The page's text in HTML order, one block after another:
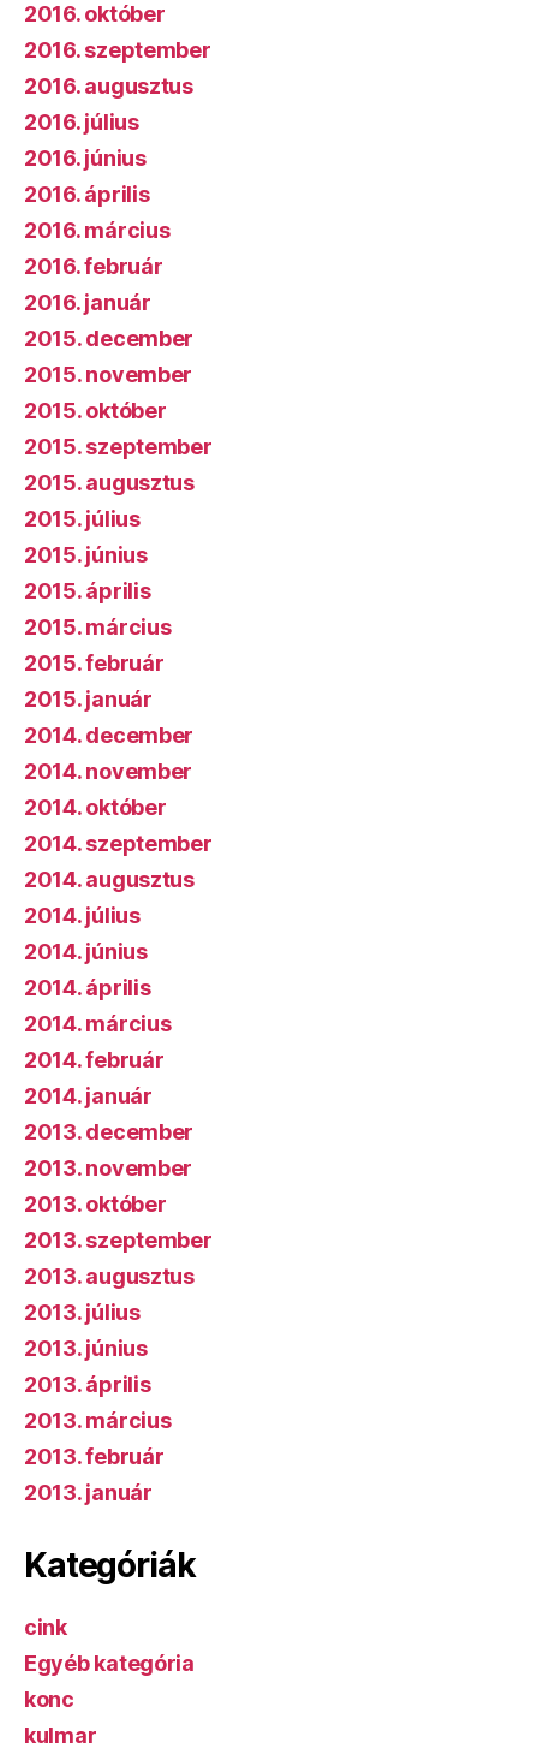
2016. október
2016. szeptember
2016. augusztus
2016. július
2016. június
2016. április
2016. március
2016. február
2016. január
2015. december
2015. november
2015. október
2015. szeptember
2015. augusztus
2015. július
2015. június
2015. április
2015. március
2015. február
2015. január
2014. december
2014. november
2014. október
2014. szeptember
2014. augusztus
2014. július
2014. június
2014. április
2014. március
2014. február
2014. január
2013. december
2013. november
2013. október
2013. szeptember
2013. augusztus
2013. július
2013. június
2013. április
2013. március
2013. február
2013. január
Kategóriák
cink
Egyéb kategória
konc
kulmar